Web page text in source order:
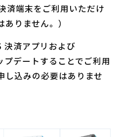
済端末をご利用いただけ
ありません。）
決済アプリおよび
デートすることでご利用
し込みの必要はありませ